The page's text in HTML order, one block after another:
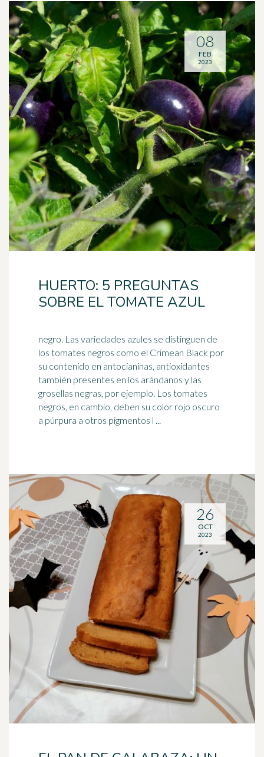
HUERTO: 5 PREGUNTAS
SOBRE EL TOMATE AZUL
negro. Las variedades azules se distinguen de
los tomates negros como el Crimean Black por
su contenido en antocianinas, antioxidantes
también presentes en los arándanos y las
grosellas negras, por ejemplo. Los tomates
negros, en cambio, deben su color rojo oscuro
a púrpura a otros pigmentos l ...
08
FEB
2023
26
OCT
2023